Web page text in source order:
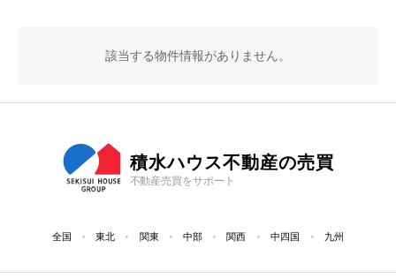
該当する物件情報がありません。
積水ハウス不動産の売買
不動産売買をサポート
全国 東北 関東 中部 関西 中四国 九州